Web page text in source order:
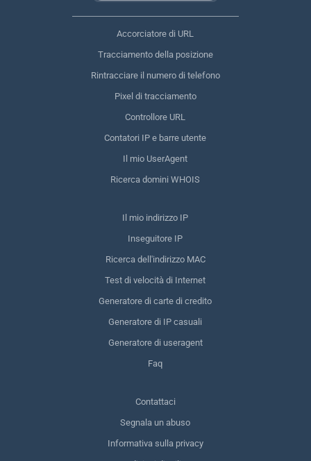
Accorciatore di URL
Tracciamento della posizione
Rintracciare il numero di telefono
Pixel di tracciamento
Controllore URL
Contatori IP e barre utente
Il mio UserAgent
Ricerca domini WHOIS
Il mio indirizzo IP
Inseguitore IP
Ricerca dell'indirizzo MAC
Test di velocità di Internet
Generatore di carte di credito
Generatore di IP casuali
Generatore di useragent
Faq
Contattaci
Segnala un abuso
Informativa sulla privacy